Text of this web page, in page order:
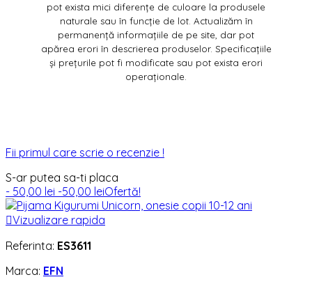
pot exista mici diferențe de culoare la produsele
naturale sau în funcție de lot. Actualizăm în
permanență informațiile de pe site, dar pot
apărea erori în descrierea produselor. Specificațiile
și prețurile pot fi modificate sau pot exista erori
operaționale.
Fii primul care scrie o recenzie !
S-ar putea sa-ti placa
- 50,00 lei -50,00 leiOfertă!
Vizualizare rapida
Referinta: ES3611
Marca: EFN